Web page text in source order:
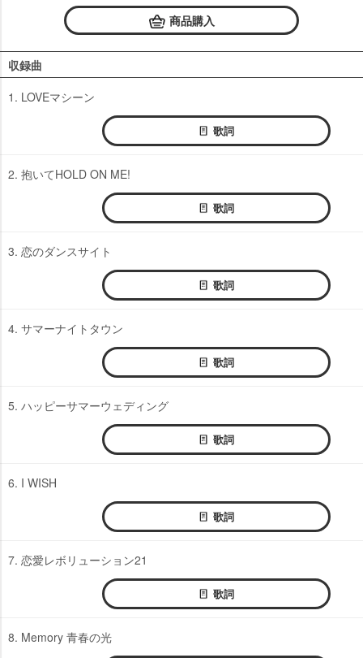
商品購入
収録曲
1. LOVEマシーン
歌詞
2. 抱いてHOLD ON ME!
歌詞
3. 恋のダンスサイト
歌詞
4. サマーナイトタウン
歌詞
5. ハッピーサマーウェディング
歌詞
6. I WISH
歌詞
7. 恋愛レボリューション21
歌詞
8. Memory 青春の光